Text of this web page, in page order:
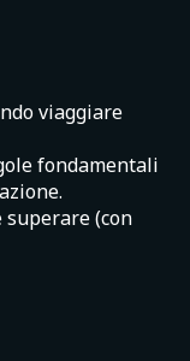
viaggiare
fondamentali
superare (con